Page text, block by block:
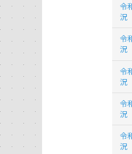
令
況
令
況
令
況
令
況
令
況